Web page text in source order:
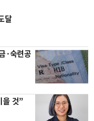
달
·숙련공
을 것”